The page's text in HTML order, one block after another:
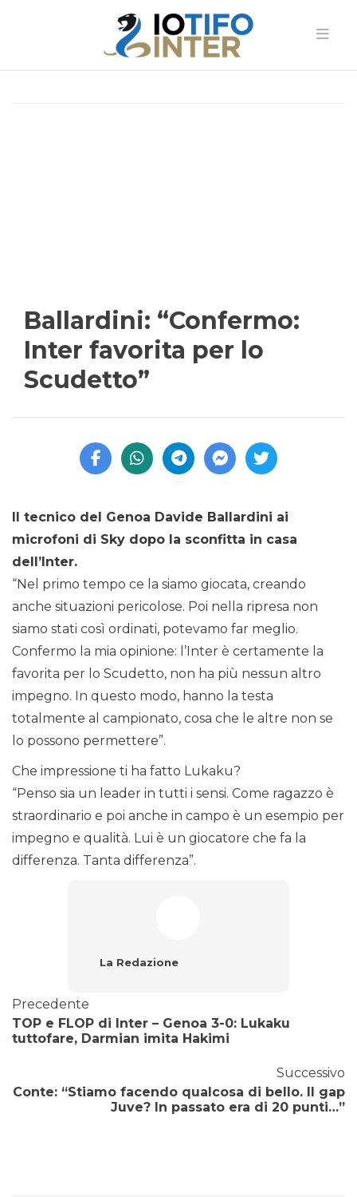
Ballardini: “Confermo:
Inter favorita per lo
Scudetto”
Il tecnico del Genoa Davide Ballardini ai
microfoni di Sky dopo la sconfitta in casa
dell’Inter.
“Nel primo tempo ce la siamo giocata, creando
anche situazioni pericolose. Poi nella ripresa non
siamo stati così ordinati, potevamo far meglio.
Confermo la mia opinione: l’Inter è certamente la
favorita per lo Scudetto, non ha più nessun altro
impegno. In questo modo, hanno la testa
totalmente al campionato, cosa che le altre non se
lo possono permettere”.
Che impressione ti ha fatto Lukaku?
“Penso sia un leader in tutti i sensi. Come ragazzo è
straordinario e poi anche in campo è un esempio per
impegno e qualità. Lui è un giocatore che fa la
differenza. Tanta differenza”.
La Redazione
Precedente
TOP e FLOP di Inter – Genoa 3-0: Lukaku
tuttofare, Darmian imita Hakimi
Successivo
Conte: “Stiamo facendo qualcosa di bello. Il gap
Juve? In passato era di 20 punti…”